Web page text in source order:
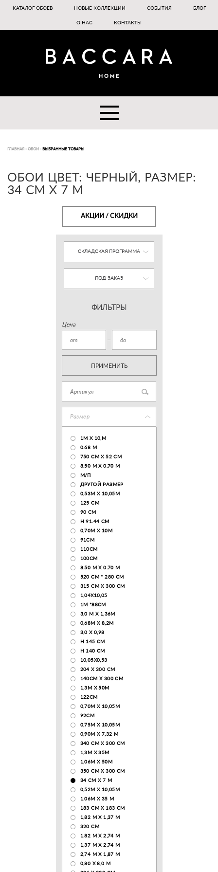
КАТАЛОГ ОБОЕВ НОВЫЕ КОЛЛЕКЦИИ СОБЫТИЯ БЛОГ
О НАС КОНТАКТЫ
ГЛАВНАЯ - ОБОИ - ВЫБРАННЫЕ ТОВАРЫ
ОБОИ ЦВЕТ: ЧЕРНЫЙ, РАЗМЕР:
34 CM X 7 M
АКЦИИ / СКИДКИ
СКЛАДСКАЯ ПРОГРАММА
ПОД ЗАКАЗ
ФИЛЬТРЫ
Цена
ПРИМЕНИТЬ
Размер
1М Х 10,М
0.68 M
750 CM X 52 CM
8.50 М X 0.70 М
М/П
ДРУГОЙ РАЗМЕР
0,53М Х 10,05М
125 CM
90 СМ
H 91.44 CM
0,70М Х 10М
91СМ
110CM
100CM
8.50 M X 0.70 M
520 СМ * 280 СМ
315 CM X 300 CM
1,04X10,05
1М *88СМ
3,0 М Х 1,36М
0,68М Х 8,2М
3,0 Х 0,98
H 145 CM
H 140 CM
10,05Х0,53
204 Х 300 СМ
140CM X 300 CM
1,3М Х 50М
122СМ
0,70М Х 10,05М
92CM
0,75М Х 10,05М
0,90М Х 7,32 М
340 CM X 300 CM
1,3M X 35M
1,06M X 50M
350 CM X 300 CM
34 CM X 7 M
0,52М Х 10,05М
1.06M X 35 M
183 СМ Х 183 СМ
1,82 М Х 1,37 М
320 CM
1.82 М Х 2,74 М
1,37 М Х 2,74 М
2,74 М Х 1,87 М
0,80 Х 8,0 М